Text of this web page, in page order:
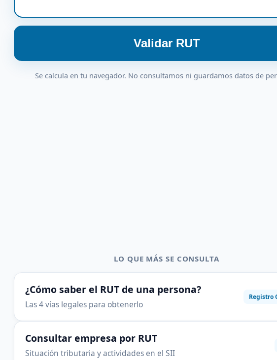
Validar RUT
Se calcula en tu navegador. No consultamos ni guardamos datos de
LO QUE MÁS SE CONSULTA
¿Cómo saber el RUT de una persona?
Las 4 vías legales para obtenerlo
Registro
Consultar empresa por RUT
Situación tributaria y actividades en el SII